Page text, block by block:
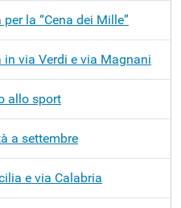
la “Cena dei Mille”
via Verdi e via Magnani
allo sport
a settembre
e via Calabria